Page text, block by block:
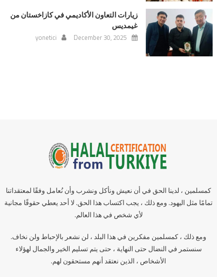
زيارات التعاون الأكاديمي في كازاخستان من
غيمديس
December 30, 2025
yonetici
كمسلمين ، لدينا الحق في أن نعيش ونأكل ونشرب وأن نُعامل وفقًا لمعتقداتنا
تمامًا مثل اليهود. ومع ذلك ، يجب اكتساب هذا الحق. لا أحد يعطي حقوقًا مجانية
لأي شخص في هذا العالم.
ومع ذلك ، كمسلمين مفكرين في هذا البلد ، لن نشعر بالإحباط ولن نخاف.
سنستمر في النضال حتى النهاية ، حتى يتم تسليم الخير والجمال لهؤلاء
الأشخاص ، الذين نعتقد أنهم مستحقون لهم.